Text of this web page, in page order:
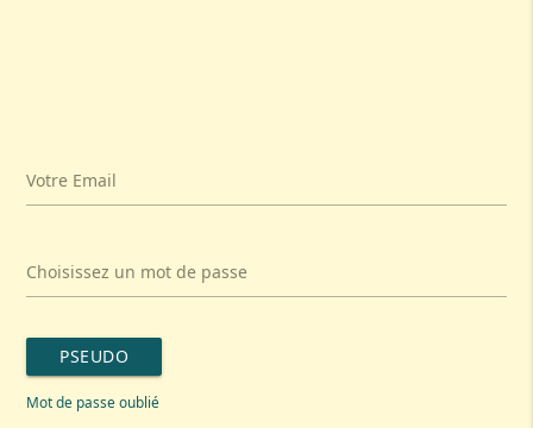
Votre Email
Choisissez un mot de passe
PSEUDO
Mot de passe oublié